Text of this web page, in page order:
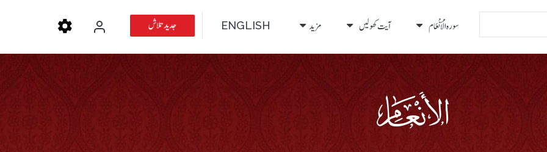
سورہ الْأَنْعَام آیت کھولیں مزید ENGLISH جدید تلاش